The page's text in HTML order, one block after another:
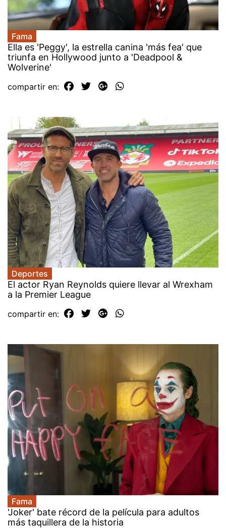
Fama
Ella es 'Peggy', la estrella canina 'más fea' que
triunfa en Hollywood junto a 'Deadpool &
Wolverine'
compartir en:
Deportes
El actor Ryan Reynolds quiere llevar al Wrexham
a la Premier League
compartir en:
Fama
'Joker' bate récord de la película para adultos
más taquillera de la historia